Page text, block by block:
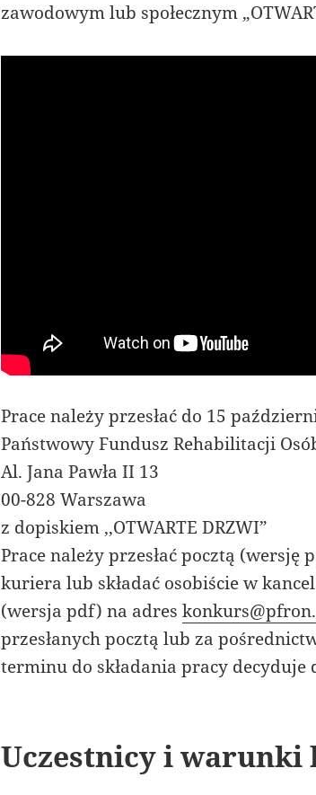
zawodowym lub społecznym
Prace należy przesłać do 15
Państwowy Fundusz Rehabilitacji
Al. Jana Pawła II 13
00-828 Warszawa
z dopiskiem ,,OTWARTE DRZWI”
Prace należy przesłać pocztą
kuriera lub składać osobiście w
(wersja pdf) na adres
przesłanych pocztą lub za
terminu do składania pracy decyduje
Uczestnicy i warunki